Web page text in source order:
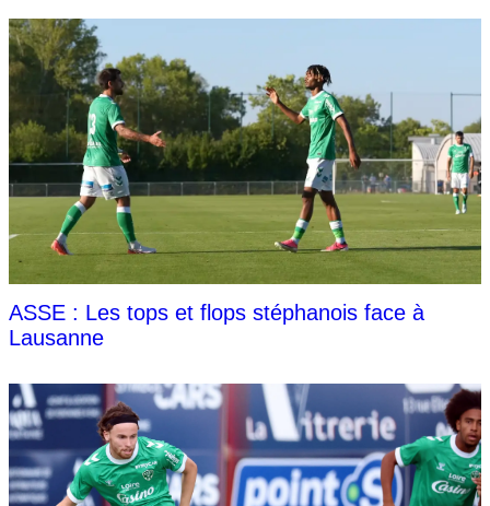
ASSE : Les tops et flops stéphanois face à
Lausanne